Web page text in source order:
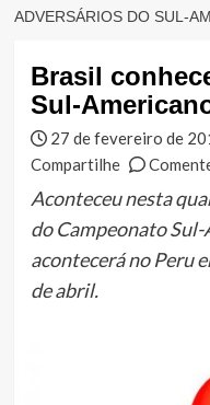
ADVERSÁRIOS DO SUL-
Brasil
Sul-
27 de fevereiro de
Compartilhe
Aconteceu nesta
do Campeonato
acontecerá no Peru
de abril.